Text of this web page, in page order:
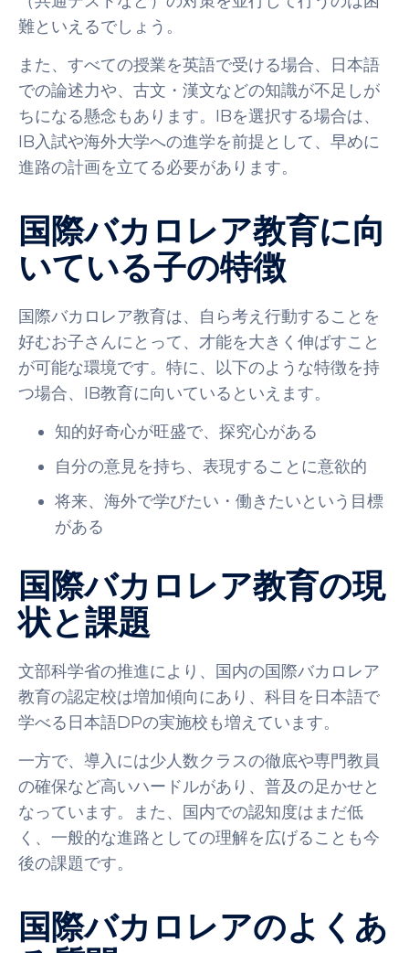
難といえるでしょう。
また、すべての授業を英語で受ける場合、日本語
での論述力や、古文・漢文などの知識が不足しが
ちになる懸念もあります。IBを選択する場合は、
IB入試や海外大学への進学を前提として、早めに
進路の計画を立てる必要があります。
国際バカロレア教育に向
いている子の特徴
国際バカロレア教育は、自ら考え行動することを
好むお子さんにとって、才能を大きく伸ばすこと
が可能な環境です。特に、以下のような特徴を持
つ場合、IB教育に向いているといえます。
知的好奇心が旺盛で、探究心がある
自分の意見を持ち、表現することに意欲的
将来、海外で学びたい・働きたいという目標
がある
国際バカロレア教育の現
状と課題
文部科学省の推進により、国内の国際バカロレア
教育の認定校は増加傾向にあり、科目を日本語で
学べる日本語DPの実施校も増えています。
一方で、導入には少人数クラスの徹底や専門教員
の確保など高いハードルがあり、普及の足かせと
なっています。また、国内での認知度はまだ低
く、一般的な進路としての理解を広げることも今
後の課題です。
国際バカロレアのよくあ